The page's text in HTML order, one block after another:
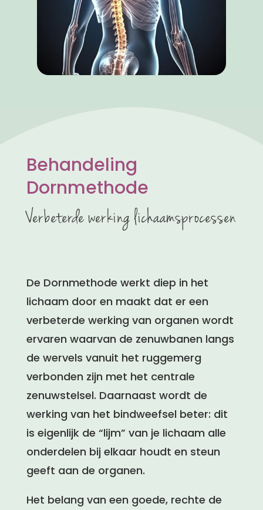
Behandeling
Dornmethode
Verbeterde werking lichaamsprocessen
De Dornmethode werkt diep in het
lichaam door en maakt dat er een
verbeterde werking van organen wordt
ervaren waarvan de zenuwbanen langs
de wervels vanuit het ruggemerg
verbonden zijn met het centrale
zenuwstelsel. Daarnaast wordt de
werking van het bindweefsel beter: dit
is eigenlijk de “lijm” van je lichaam alle
onderdelen bij elkaar houdt en steun
geeft aan de organen.
Het belang van een goede, rechte de